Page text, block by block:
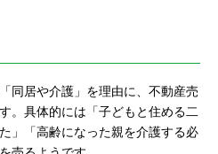
同居や介護」を理由に、不動産売
。具体的には「子どもと住める二
」「高齢になった親を介護する必